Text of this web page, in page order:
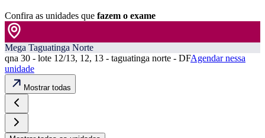
Confira as unidades que fazem o exame
Mega Taguatinga Norte
qna 30 - lote 12/13, 12, 13 - taguatinga norte - DFAgendar nessa
unidade
Mostrar todas